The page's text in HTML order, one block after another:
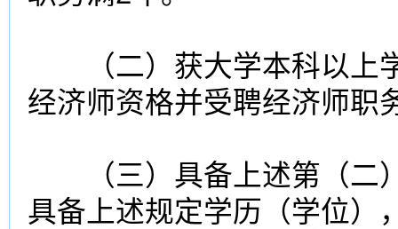
（二）获大学本科以上
经济师资格并受聘经济师职
（三）具备上述第（二
具备上述规定学历（学位）